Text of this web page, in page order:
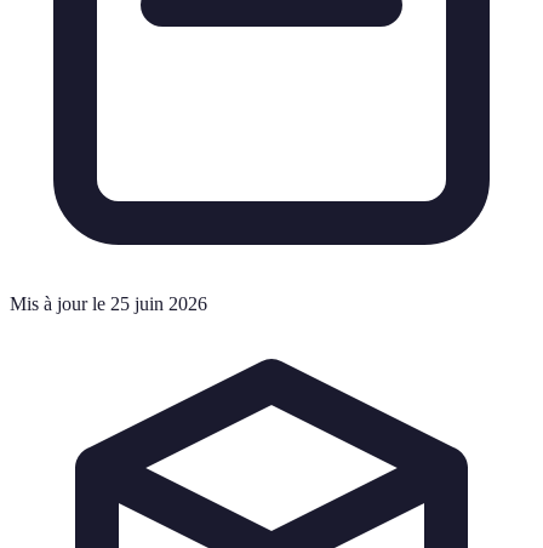
Mis à jour le 25 juin 2026